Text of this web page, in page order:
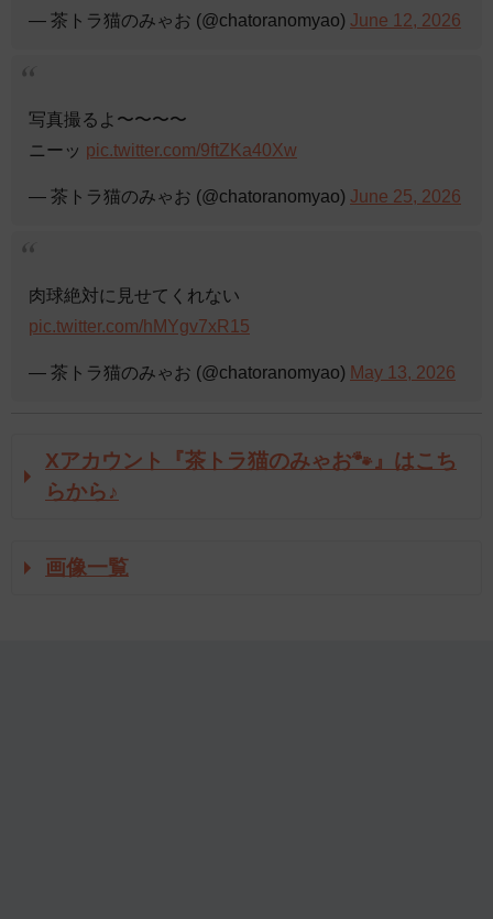
— 茶トラ猫のみゃお (@chatoranomyao) June 12, 2026
写真撮るよ〜〜〜〜
ニーッ pic.twitter.com/9ftZKa40Xw
— 茶トラ猫のみゃお (@chatoranomyao) June 25, 2026
肉球絶対に見せてくれない
pic.twitter.com/hMYgv7xR15
— 茶トラ猫のみゃお (@chatoranomyao) May 13, 2026
Xアカウント『茶トラ猫のみゃお🐾』はこち
らから♪
画像一覧